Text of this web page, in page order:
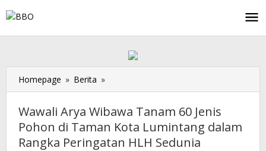
ke
Homepage » Berita »
Arya
Tanam
60
Jenis
Wawali Arya Wibawa Tanam 60 Jenis
Pohon di Taman Kota Lumintang dalam
Rangka Peringatan HLH Sedunia